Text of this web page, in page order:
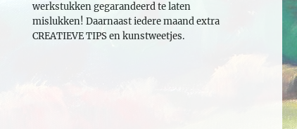
werkstukken gegarandeerd te laten
mislukken! Daarnaast iedere maand extra
CREATIEVE TIPS en kunstweetjes.